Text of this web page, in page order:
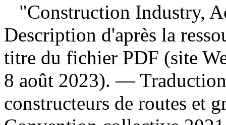
"Construction Industry,
Description d'après la
titre du fichier PDF (site
8 août 2023). —
constructeurs de routes et